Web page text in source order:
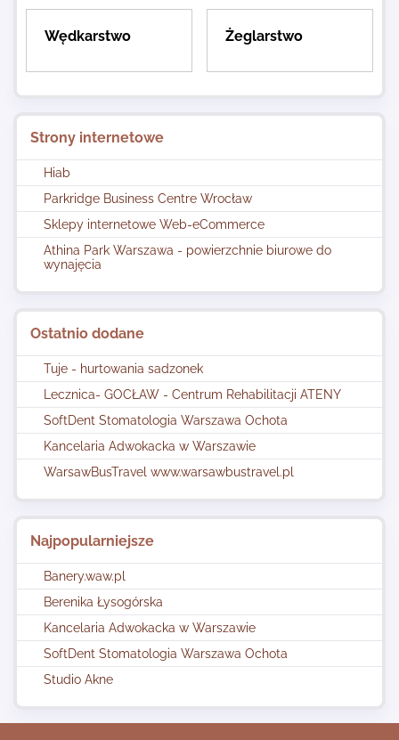
Strony internetowe
Hiab
Parkridge Business Centre Wrocław
Sklepy internetowe Web-eCommerce
Athina Park Warszawa - powierzchnie biurowe do
wynajęcia
Ostatnio dodane
Tuje - hurtowania sadzonek
Lecznica- GOCŁAW - Centrum Rehabilitacji ATENY
SoftDent Stomatologia Warszawa Ochota
Kancelaria Adwokacka w Warszawie
WarsawBusTravel www.warsawbustravel.pl
Najpopularniejsze
Banery.waw.pl
Berenika Łysogórska
Kancelaria Adwokacka w Warszawie
SoftDent Stomatologia Warszawa Ochota
Studio Akne
Wędkarstwo Żeglarstwo